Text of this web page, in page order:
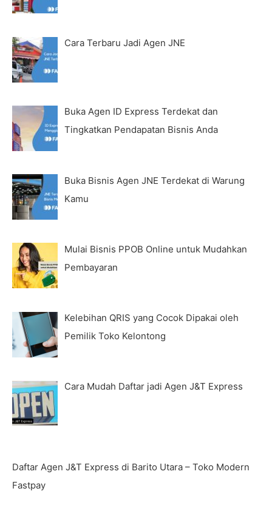
Cara Terbaru Jadi Agen JNE
Buka Agen ID Express Terdekat dan
Tingkatkan Pendapatan Bisnis Anda
Buka Bisnis Agen JNE Terdekat di Warung
Kamu
Mulai Bisnis PPOB Online untuk Mudahkan
Pembayaran
Kelebihan QRIS yang Cocok Dipakai oleh
Pemilik Toko Kelontong
Cara Mudah Daftar jadi Agen J&T Express
Daftar Agen J&T Express di Barito Utara – Toko Modern
Fastpay